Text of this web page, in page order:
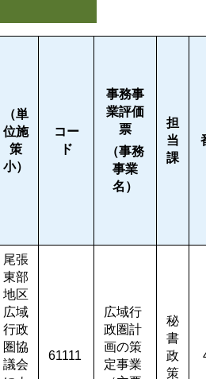
（単
位施
策
小）
コー
ド
事務事
業評価
票
（事務
事業
名）
担
当
課
尾張
東部
地区
広域
行政
圏協
議会
61111
広域行
政圏計
画の策
定事業
秘
書
政
策